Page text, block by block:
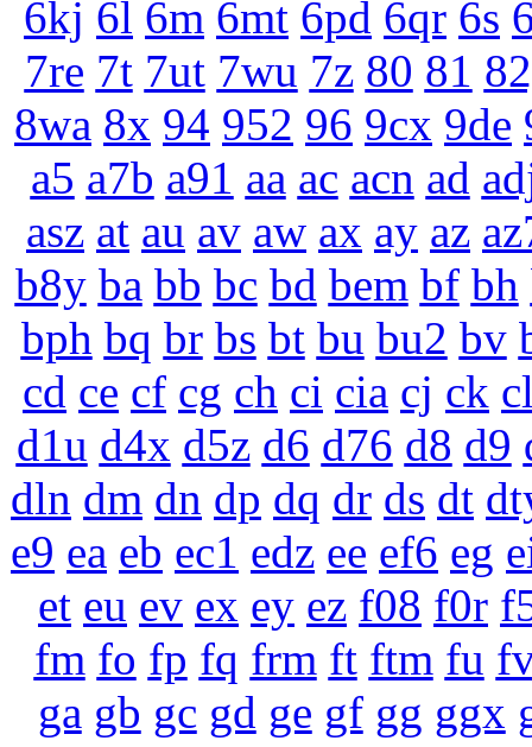
6kj 6l 6m 6mt 6pd 6qr 6s
7re 7t 7ut 7wu 7z 80 81
8wa 8x 94 952 96 9cx 9de
a5 a7b a91 aa ac acn ad
asz at au av aw ax ay az
b8y ba bb bc bd bem bf bh
bph bq br bs bt bu bu2 bv
cd ce cf cg ch ci cia cj ck
d1u d4x d5z d6 d76 d8 d9
dln dm dn dp dq dr ds dt
e9 ea eb ec1 edz ee ef6 eg
et eu ev ex ey ez f08 f0r
fm fo fp fq frm ft ftm fu
ga gb gc gd ge gf gg ggx